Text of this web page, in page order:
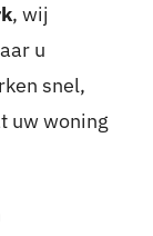
, wij
u
snel,
uw woning